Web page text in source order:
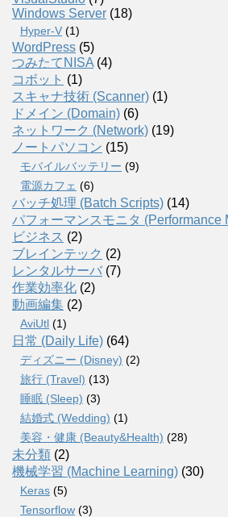
Windows Server (18)
Hyper-V (1)
WordPress (5)
つみたてNISA (4)
コボット (1)
スキャナ技術 (Scanner) (1)
ドメイン (Domain) (6)
ネットワーク (Network) (19)
ノートパソコン (15)
モバイルバッテリー (9)
電源カフェ (6)
バッチ処理 (Batch Scripts) (14)
パフォーマンスモニタ (Performance
ビジネス (2)
ブレインテック (2)
レンタルサーバ (7)
作業効率化 (2)
動画編集 (2)
AviUtl (1)
日常 (Daily Life) (64)
ディズニー (Disney) (2)
旅行 (Travel) (13)
睡眠 (Sleep) (3)
結婚式 (Wedding) (1)
美容・健康 (Beauty&Health) (28)
未分類 (2)
機械学習 (Machine Learning) (30)
Keras (5)
Tensorflow (3)